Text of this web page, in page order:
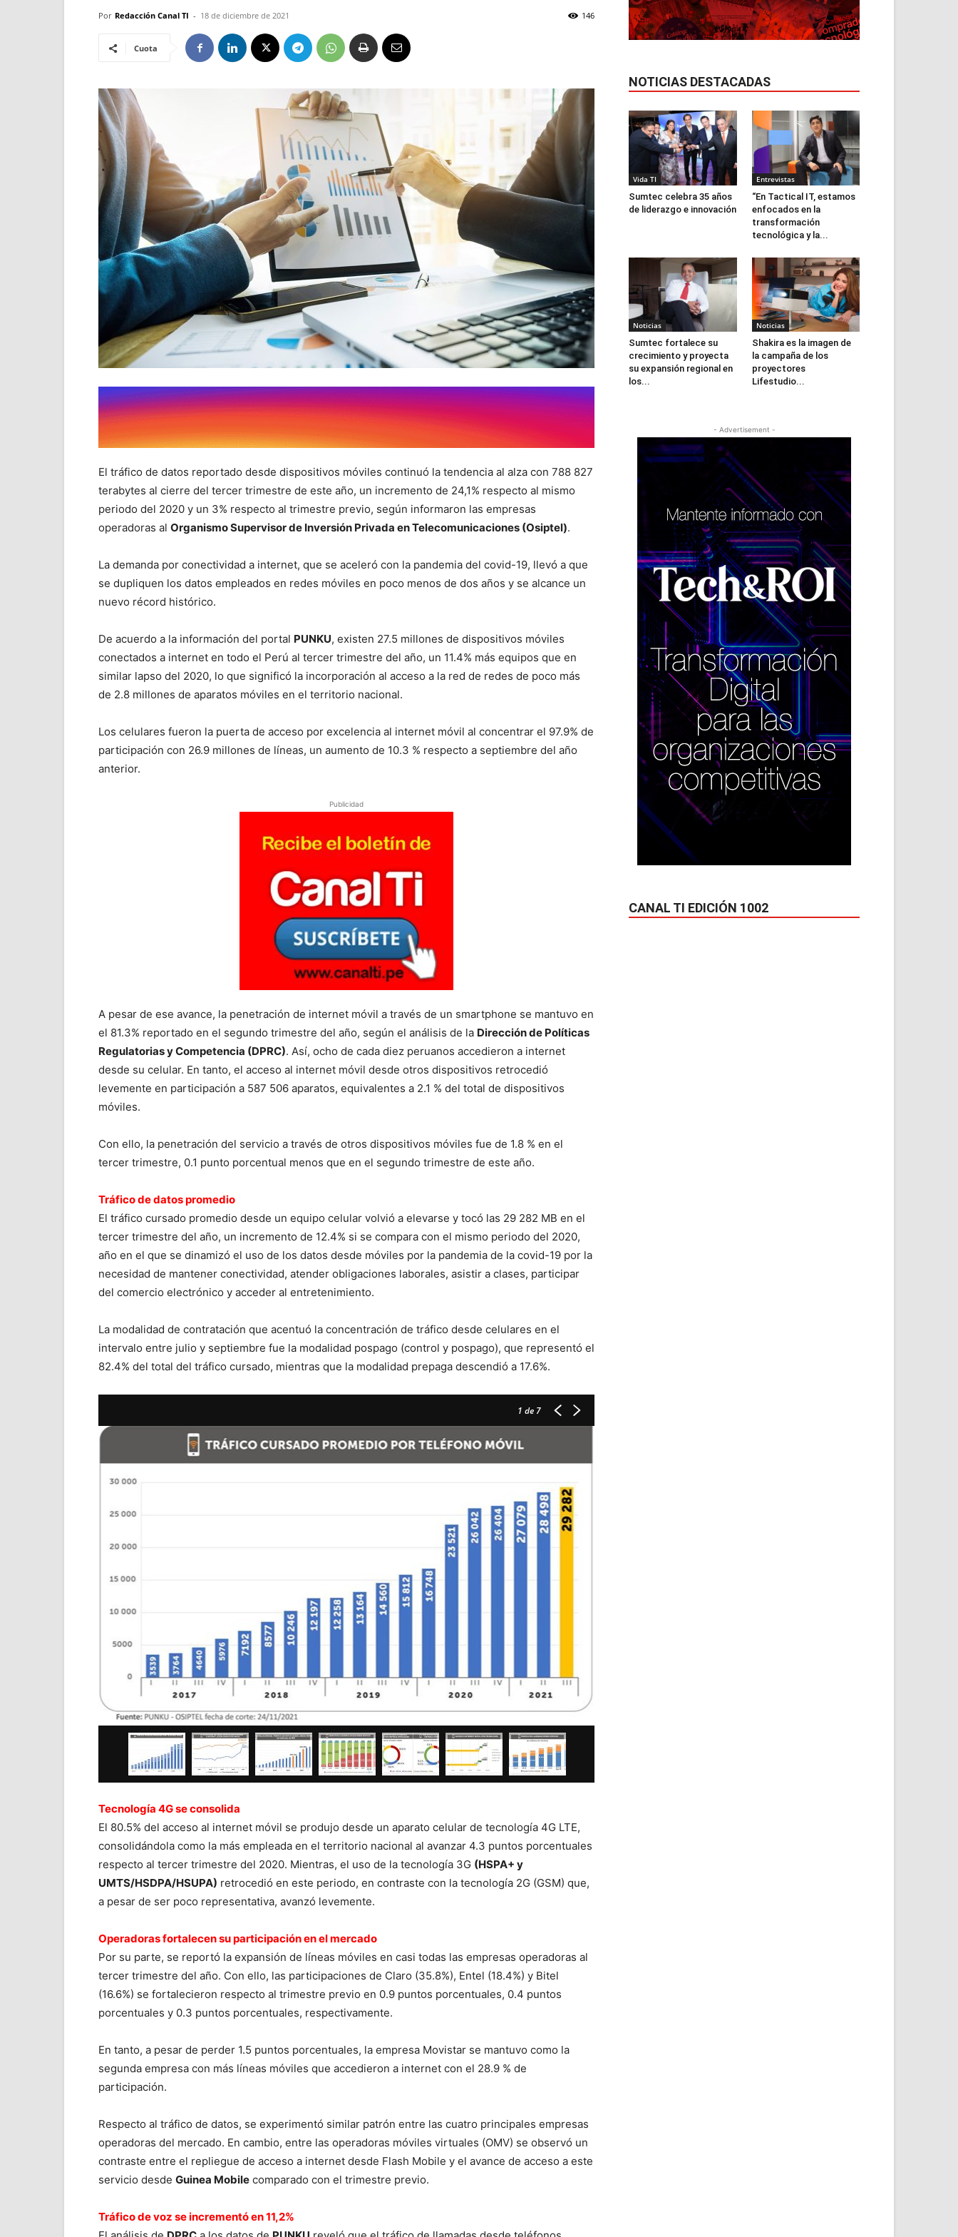
Por Redacción Canal TI - 18 de diciembre de 2021 146
Cuota
El tráfico de datos reportado desde dispositivos móviles continuó la tendencia al alza con 788 827
terabytes al cierre del tercer trimestre de este año, un incremento de 24,1% respecto al mismo
periodo del 2020 y un 3% respecto al trimestre previo, según informaron las empresas
operadoras al Organismo Supervisor de Inversión Privada en Telecomunicaciones (Osiptel).
La demanda por conectividad a internet, que se aceleró con la pandemia del covid-19, llevó a que
se dupliquen los datos empleados en redes móviles en poco menos de dos años y se alcance un
nuevo récord histórico.
De acuerdo a la información del portal PUNKU, existen 27.5 millones de dispositivos móviles
conectados a internet en todo el Perú al tercer trimestre del año, un 11.4% más equipos que en
similar lapso del 2020, lo que significó la incorporación al acceso a la red de redes de poco más
de 2.8 millones de aparatos móviles en el territorio nacional.
Los celulares fueron la puerta de acceso por excelencia al internet móvil al concentrar el 97.9% de
participación con 26.9 millones de líneas, un aumento de 10.3 % respecto a septiembre del año
anterior.
Publicidad
A pesar de ese avance, la penetración de internet móvil a través de un smartphone se mantuvo en
el 81.3% reportado en el segundo trimestre del año, según el análisis de la Dirección de Políticas
Regulatorias y Competencia (DPRC). Así, ocho de cada diez peruanos accedieron a internet
desde su celular. En tanto, el acceso al internet móvil desde otros dispositivos retrocedió
levemente en participación a 587 506 aparatos, equivalentes a 2.1 % del total de dispositivos
móviles.
Con ello, la penetración del servicio a través de otros dispositivos móviles fue de 1.8 % en el
tercer trimestre, 0.1 punto porcentual menos que en el segundo trimestre de este año.
Tráfico de datos promedio
El tráfico cursado promedio desde un equipo celular volvió a elevarse y tocó las 29 282 MB en el
tercer trimestre del año, un incremento de 12.4% si se compara con el mismo periodo del 2020,
año en el que se dinamizó el uso de los datos desde móviles por la pandemia de la covid-19 por la
necesidad de mantener conectividad, atender obligaciones laborales, asistir a clases, participar
del comercio electrónico y acceder al entretenimiento.
La modalidad de contratación que acentuó la concentración de tráfico desde celulares en el
intervalo entre julio y septiembre fue la modalidad pospago (control y pospago), que representó el
82.4% del total del tráfico cursado, mientras que la modalidad prepaga descendió a 17.6%.
1 de 7
Tecnología 4G se consolida
El 80.5% del acceso al internet móvil se produjo desde un aparato celular de tecnología 4G LTE,
consolidándola como la más empleada en el territorio nacional al avanzar 4.3 puntos porcentuales
respecto al tercer trimestre del 2020. Mientras, el uso de la tecnología 3G (HSPA+ y
UMTS/HSDPA/HSUPA) retrocedió en este periodo, en contraste con la tecnología 2G (GSM) que,
a pesar de ser poco representativa, avanzó levemente.
Operadoras fortalecen su participación en el mercado
Por su parte, se reportó la expansión de líneas móviles en casi todas las empresas operadoras al
tercer trimestre del año. Con ello, las participaciones de Claro (35.8%), Entel (18.4%) y Bitel
(16.6%) se fortalecieron respecto al trimestre previo en 0.9 puntos porcentuales, 0.4 puntos
porcentuales y 0.3 puntos porcentuales, respectivamente.
En tanto, a pesar de perder 1.5 puntos porcentuales, la empresa Movistar se mantuvo como la
segunda empresa con más líneas móviles que accedieron a internet con el 28.9 % de
participación.
Respecto al tráfico de datos, se experimentó similar patrón entre las cuatro principales empresas
operadoras del mercado. En cambio, entre las operadoras móviles virtuales (OMV) se observó un
contraste entre el repliegue de acceso a internet desde Flash Mobile y el avance de acceso a este
servicio desde Guinea Mobile comparado con el trimestre previo.
Tráfico de voz se incrementó en 11,2%
NOTICIAS DESTACADAS
Vida TI
Sumtec celebra 35 años
de liderazgo e innovación
Entrevistas
“En Tactical IT, estamos
enfocados en la
transformación
tecnológica y la...
Noticias
Sumtec fortalece su
crecimiento y proyecta
su expansión regional en
los...
Noticias
Shakira es la imagen de
la campaña de los
proyectores
Lifestudio...
- Advertisement -
CANAL TI EDICIÓN 1002